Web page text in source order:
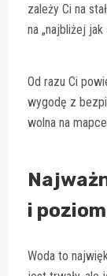
zależy Ci na
na „najbliżej jak
Od razu Ci
wygodę z
wolna na
i
Woda to